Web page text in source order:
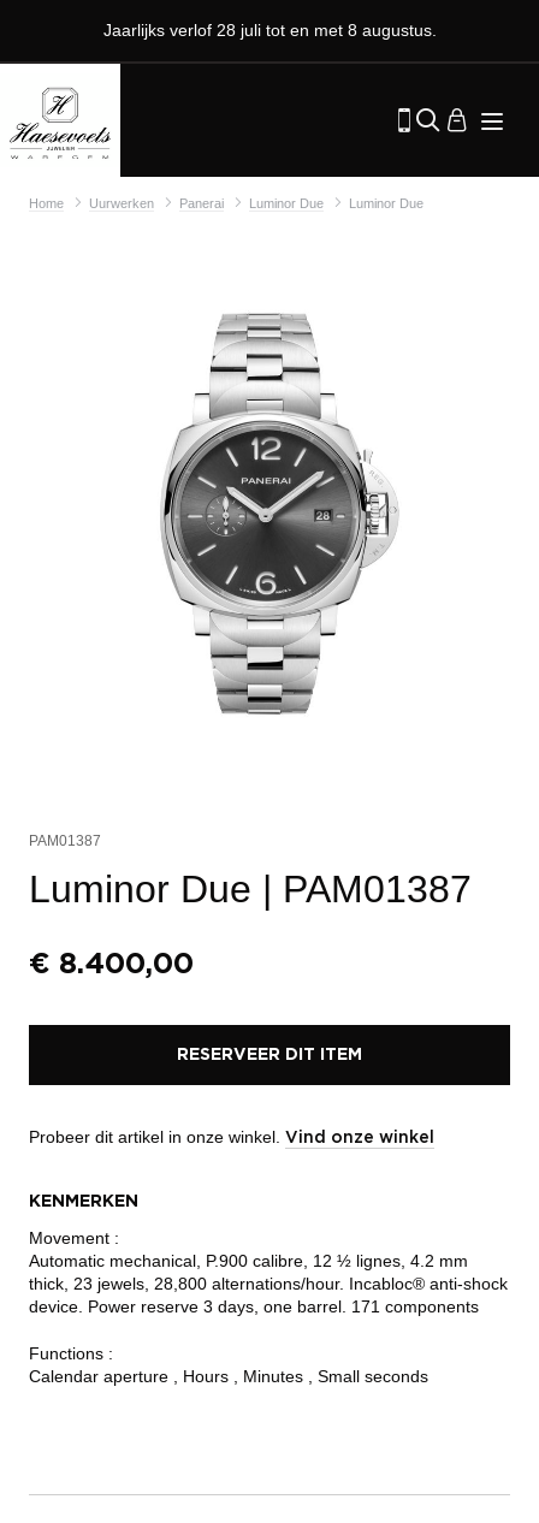
Jaarlijks verlof 28 juli tot en met 8 augustus.
Home Uurwerken Panerai Luminor Due Luminor Due
PAM01387
Luminor Due | PAM01387
€ 8.400,00
RESERVEER DIT ITEM
Probeer dit artikel in onze winkel. Vind onze winkel
KENMERKEN
Movement :
Automatic mechanical, P.900 calibre, 12 ½ lignes, 4.2 mm
thick, 23 jewels, 28,800 alternations/hour. Incabloc® anti-shock
device. Power reserve 3 days, one barrel. 171 components
Functions :
Calendar aperture , Hours , Minutes , Small seconds